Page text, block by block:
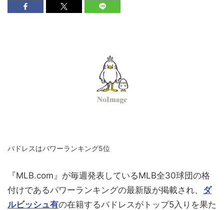
パドレスはパワーランキング5位
『MLB.com』が毎週発表しているMLB全30球団の格
付けであるパワーランキングの最新版が掲載され、 ダ
ルビッシュ有の在籍するパドレスがトップ5入りを果た